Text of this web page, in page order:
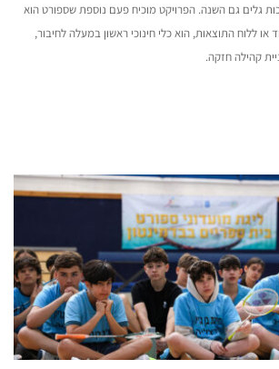
גלים גם השנה. הפרויקט מוכיח פעם נוספת שספורט הוא
ללוח התוצאות, הוא כלי חינוכי ראשון במעלה לחיבור,
קהילה חזקה.